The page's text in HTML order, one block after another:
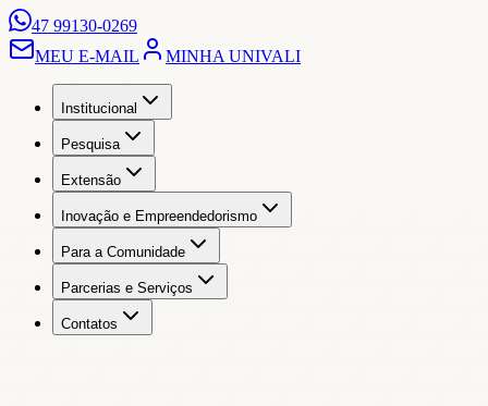
47 99130-0269
MEU E-MAIL
MINHA UNIVALI
Institucional
Pesquisa
Extensão
Inovação e Empreendedorismo
Para a Comunidade
Parcerias e Serviços
Contatos